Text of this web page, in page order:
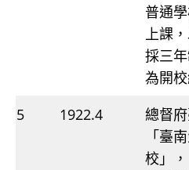
普通
上課
採三
為開
5
1922.4
總督
「臺
校」